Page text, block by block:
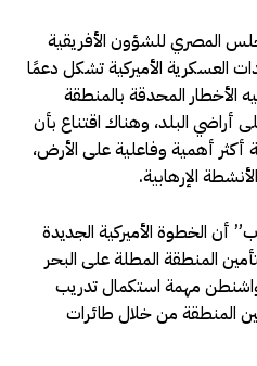
المصري للشؤون الأفريقية
العسكرية الأميركية تشكل دعمًا
الأخطار المحدقة بالمنطقة
أراضي البلد، وهناك اقتناع بأن
أكثر أهمية وفاعلية على الأرض،
الإرهابية.
أن الخطوة الأميركية الجديدة
المنطقة المطلة على البحر
واشنطن مهمة استكمال تدريب
المنطقة من خلال طائرات